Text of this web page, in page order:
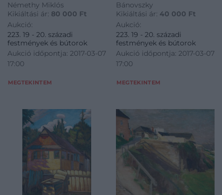
Némethy Miklós
Kikiáltási ár: 80 000 Ft
Aukció:
223. 19 - 20. századi
festmények és bútorok
Aukció időpontja: 2017-03-07
17:00
MEGTEKINTEM
Bánovszky
Kikiáltási ár: 40 000 Ft
Aukció:
223. 19 - 20. századi
festmények és bútorok
Aukció időpontja: 2017-03-07
17:00
MEGTEKINTEM